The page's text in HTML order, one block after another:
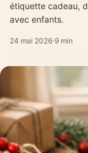
étiquette cadeau,
avec enfants.
24 mai 2026 9 min